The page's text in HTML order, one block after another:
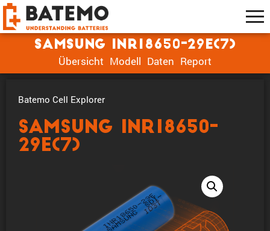
Samsung INR18650-29E(7)
Übersicht Modell Daten Report
Batemo Cell Explorer
Samsung INR18650-
29E(7)